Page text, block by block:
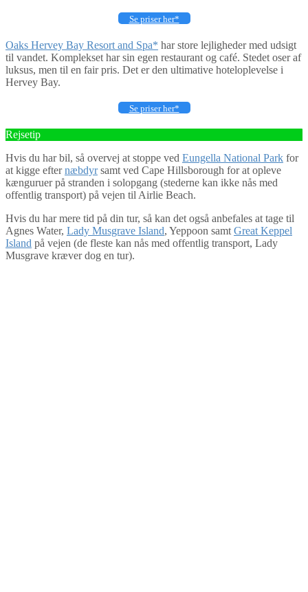
Se priser her*
Oaks Hervey Bay Resort and Spa* har store lejligheder med udsigt
til vandet. Komplekset har sin egen restaurant og café. Stedet oser af
luksus, men til en fair pris. Det er den ultimative hoteloplevelse i
Hervey Bay.
Se priser her*
Rejsetip
Hvis du har bil, så overvej at stoppe ved Eungella National Park for
at kigge efternæbdyrsamt ved Cape Hillsborough for at opleve
kænguruer på stranden i solopgang (stederne kan ikke nås med
offentlig transport) på vejen til Airlie Beach.
Hvis du har mere tid på din tur, så kan det også anbefales at tage til
Agnes Water, Lady Musgrave Island, Yeppoon samt Great Keppel
Island på vejen (de fleste kan nås med offentlig transport, Lady
Musgrave kræver dog en tur).